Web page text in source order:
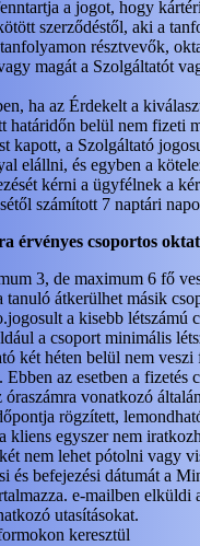
a jogot, hogy
szerződéstől, aki a
résztvevők,
magát a Szolgáltatót
ha az Érdekelt a
határidőn belül nem fizeti
kapott, a Szolgáltató
elállni, és egyben a
kérni a ügyfélnek a
számított 7 naptári
érvényes csoportos
3, de maximum 6 fő
átkerülhet másik
a kisebb létszámú
a csoport minimális
két héten belül nem veszi
az esetben a fizetés
vonatkozó
rögzített,
kliens egyszer nem
nem lehet pótolni vagy
és befejezési dátumát a
e-mailben elküldi
utasításokat.
keresztül